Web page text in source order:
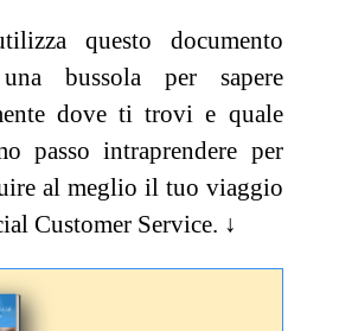
questo documento
bussola per sapere
dove ti trovi e quale
passo intraprendere per
al meglio il tuo viaggio
Customer Service. ↓